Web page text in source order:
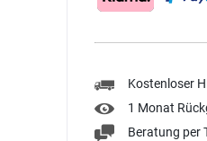
Kostenloser
1 Monat
Beratung per